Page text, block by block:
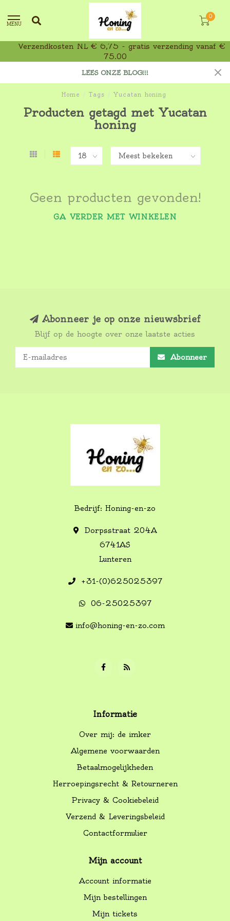
MENU
0
Verzendkosten NL € 6,75 - gratis verzending vanaf €
75,00
LEES ONZE BLOG!!!
Home / Tags / Yucatan honing
Producten getagd met Yucatan
honing
Geen producten gevonden!
GA VERDER MET WINKELEN
Abonneer je op onze nieuwsbrief
Blijf op de hoogte over onze laatste acties
Abonneer
Bedrijf: Honing-en-zo
Dorpsstraat 204A
6741AS
Lunteren
+31-(0)625025397
06-25025397
info@honing-en-zo.com
Informatie
Over mij: de imker
Algemene voorwaarden
Betaalmogelijkheden
Herroepingsrecht & Retourneren
Privacy & Cookiebeleid
Verzend & Leveringsbeleid
Contactformulier
Mijn account
Account informatie
Mijn bestellingen
Mijn tickets